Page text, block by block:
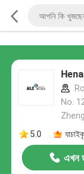
No.
5.0
এখন